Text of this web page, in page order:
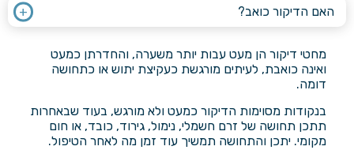
האם הדיקור כואב?
מחטי דיקור הן מעט עבות יותר משערה, והחדרתן כמעט
ואינה כואבת, לעיתים מורגשת כעקיצת יתוש או כתחושה
דומה.
בנקודות מסוימות הדיקור כמעט ולא מורגש, בעוד שבאחרות
תתכן תחושה של זרם חשמלי, נימול, גירוד, כובד, או חום
מקומי. יתכן והתחושה תמשיך עוד זמן מה לאחר הטיפול.